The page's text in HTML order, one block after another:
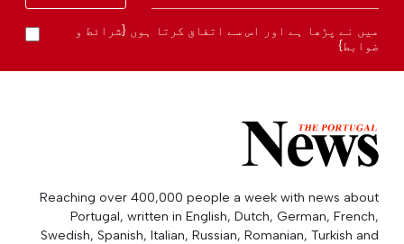
میں نے پڑھا ہے اور اس سے اتفاق کرتا ہوں {شرائط و
ضوابط}
Reaching over 400,000 people a week with news about
Portugal, written in English, Dutch, German, French,
Swedish, Spanish, Italian, Russian, Romanian, Turkish and